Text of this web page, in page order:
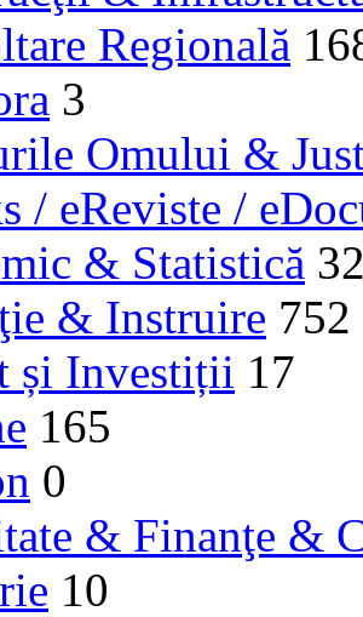
Regională
3
Omului &
/ eReviste /
& Statistică
& Instruire 752
și Investiții 17
165
0
& Finanţe &
10